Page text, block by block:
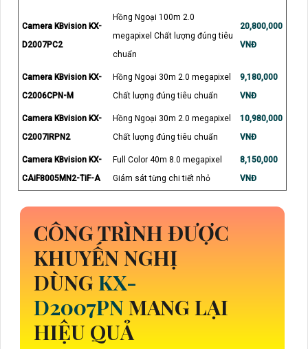
Camera KBvision KX-
D2007PC2
Hồng Ngoại 100m 2.0
megapixel Chất lượng đúng tiêu
chuẩn
20,800,000
VNĐ
Camera KBvision KX-
C2006CPN-M
Hồng Ngoại 30m 2.0 megapixel
Chất lượng đúng tiêu chuẩn
9,180,000
VNĐ
Camera KBvision KX-
C2007IRPN2
Hồng Ngoại 30m 2.0 megapixel
Chất lượng đúng tiêu chuẩn
10,980,000
VNĐ
Camera KBvision KX-
CAiF8005MN2-TiF-A
Full Color 40m 8.0 megapixel
Giám sát từng chi tiết nhỏ
8,150,000
VNĐ
CÔNG TRÌNH ĐƯỢC
KHUYẾN NGHỊ
DÙNG KX-
D2007PNMANG LẠI
HIỆU QUẢ